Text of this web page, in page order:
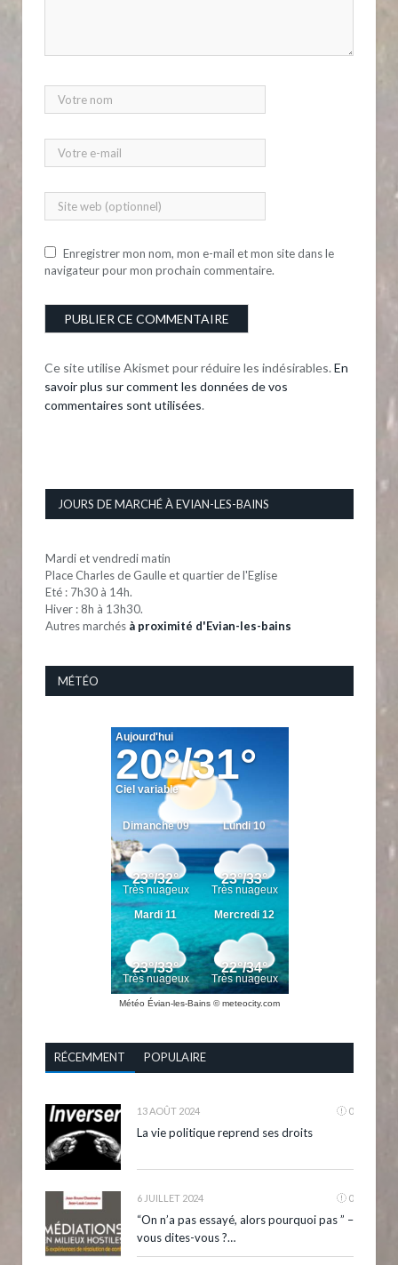
Enregistrer mon nom, mon e-mail et mon site dans le
navigateur pour mon prochain commentaire.
Ce site utilise Akismet pour réduire les indésirables. En
savoir plus sur comment les données de vos
commentaires sont utilisées.
JOURS DE MARCHÉ À EVIAN-LES-BAINS
Mardi et vendredi matin
Place Charles de Gaulle et quartier de l'Eglise
Eté : 7h30 à 14h.
Hiver : 8h à 13h30.
Autres marchés à proximité d'Evian-les-bains
MÉTÉO
Météo Évian-les-Bains © meteocity.com
RÉCEMMENT POPULAIRE
13 AOÛT 2024 0
La vie politique reprend ses droits
6 JUILLET 2024 0
“On n’a pas essayé, alors pourquoi pas ” –
vous dites-vous ?…